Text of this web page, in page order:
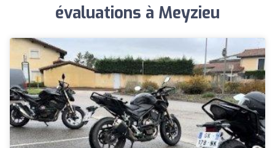
évaluations à Meyzieu